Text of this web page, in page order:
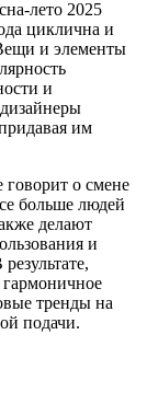
лето 2025
циклична и
и элементы
и
им
о смене
больше людей
делают
и
гармоничное
тренды на
подачи.